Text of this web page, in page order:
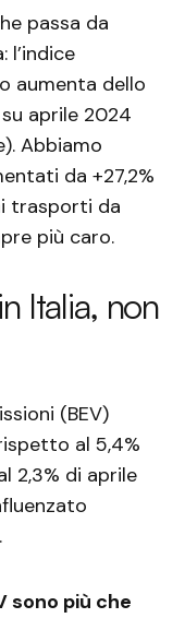
passa da
l’indice
aumenta dello
aprile 2024
Abbiamo
da +27,2%
trasporti da
più caro.
Italia, non
(BEV)
al 5,4%
2,3% di aprile
sono più che